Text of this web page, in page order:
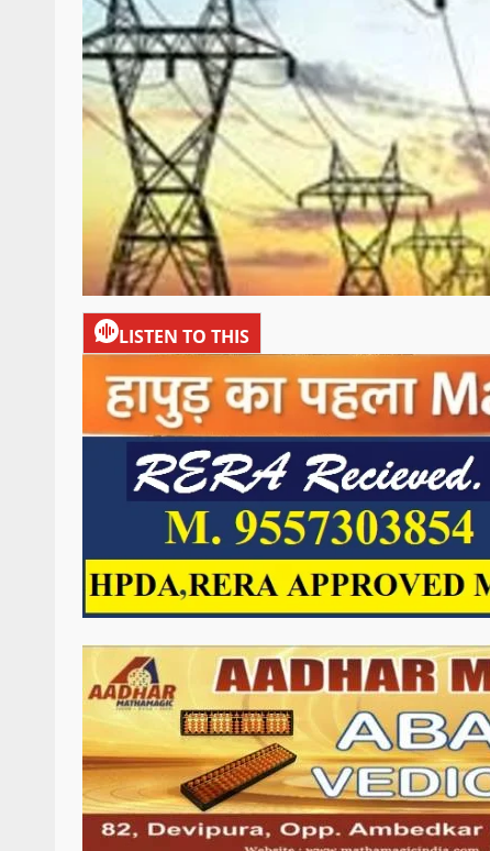
LISTEN TO THIS